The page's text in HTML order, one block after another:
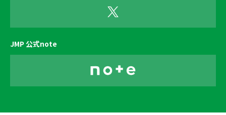
JMP 公式note